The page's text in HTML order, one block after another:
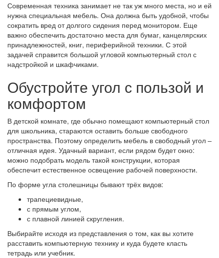
Современная техника занимает не так уж много места, но и ей
нужна специальная мебель. Она должна быть удобной, чтобы
сократить вред от долгого сидения перед монитором. Еще
важно обеспечить достаточно места для бумаг, канцелярских
принадлежностей, книг, периферийной техники. С этой
задачей справится большой угловой компьютерный стол с
надстройкой и шкафчиками.
Обустройте угол с пользой и
комфортом
В детской комнате, где обычно помещают компьютерный стол
для школьника, стараются оставить больше свободного
пространства. Поэтому определить мебель в свободный угол –
отличная идея. Удачный вариант, если рядом будет окно:
можно подобрать модель такой конструкции, которая
обеспечит естественное освещение рабочей поверхности.
По форме угла столешницы бывают трёх видов:
трапециевидные,
с прямым углом,
с плавной линией скругления.
Выбирайте исходя из представления о том, как вы хотите
расставить компьютерную технику и куда будете класть
тетрадь или учебник.